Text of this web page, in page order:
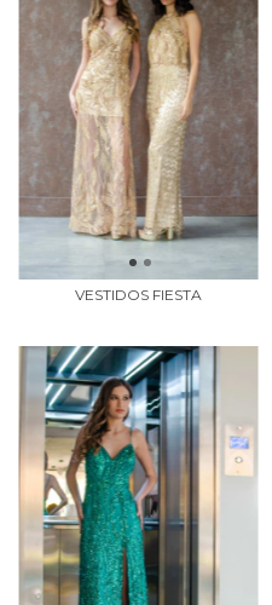
VESTIDOS FIESTA